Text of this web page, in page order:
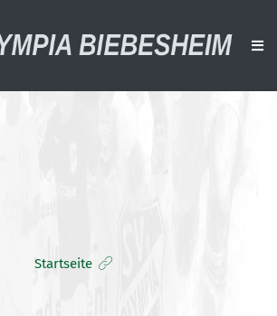
Startseite